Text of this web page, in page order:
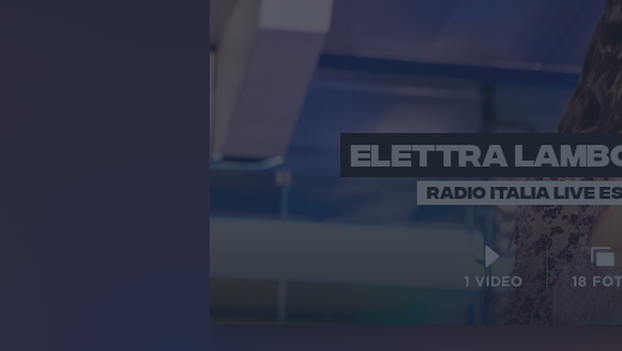
ELETTRA
RADIO ITALIA LIVE
1 VIDEO 18